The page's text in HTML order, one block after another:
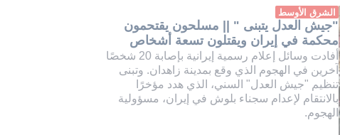
دقيقة.
الشرق الأوسط
"جيش العدل يتبنى " || مسلحون يقتحمون
محكمة في إيران ويقتلون تسعة أشخاص
أفادت وسائل إعلام رسمية إيرانية بإصابة 20 شخصًا
آخرين في الهجوم الذي وقع بمدينة زاهدان. وتبنى
تنظيم "جيش العدل" السني، الذي هدد مؤخرًا
بالانتقام لإعدام سجناء بلوش في إيران، مسؤولية
الهجوم.